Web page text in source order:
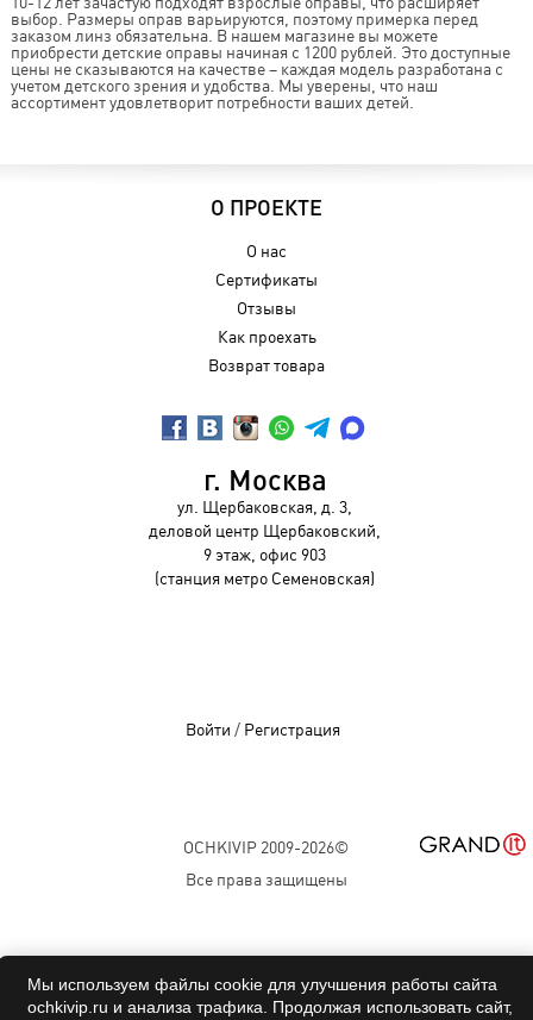
выбор. Размеры оправ варьируются, поэтому примерка перед
заказом линз обязательна. В нашем магазине вы можете
приобрести детские оправы начиная с 1200 рублей. Это доступные
цены не сказываются на качестве – каждая модель разработана с
учетом детского зрения и удобства. Мы уверены, что наш
ассортимент удовлетворит потребности ваших детей.
О ПРОЕКТЕ
О нас
Сертификаты
Отзывы
Как проехать
Возврат товара
г. Москва
ул. Щербаковская, д. 3,
деловой центр Щербаковский,
9 этаж, офис 903
(станция метро Семеновская)
Войти / Регистрация
OCHKIVIP 2009-2026©
Все права защищены
Мы используем файлы cookie для улучшения работы сайта
ochkivip.ru и анализа трафика. Продолжая использовать сайт,